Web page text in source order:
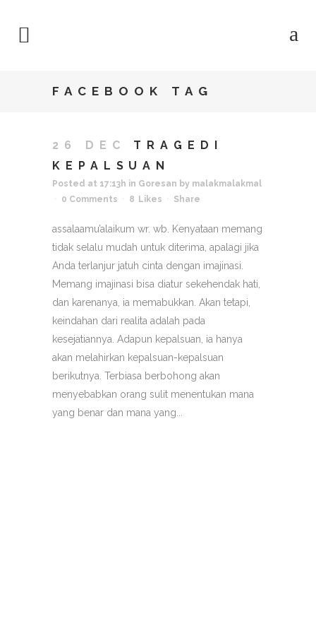
FACEBOOK TAG
26 DEC
TRAGEDI
KEPALSUAN
Posted at 17:13h in Goresan by malakmalakmal
0 Comments
8 Likes Share
assalaamu’alaikum wr. wb. Kenyataan memang
tidak selalu mudah untuk diterima, apalagi jika
Anda terlanjur jatuh cinta dengan imajinasi.
Memang imajinasi bisa diatur sekehendak hati,
dan karenanya, ia memabukkan. Akan tetapi,
keindahan dari realita adalah pada
kesejatiannya. Adapun kepalsuan, ia hanya
akan melahirkan kepalsuan-kepalsuan
berikutnya. Terbiasa berbohong akan
menyebabkan orang sulit menentukan mana
yang benar dan mana yang...